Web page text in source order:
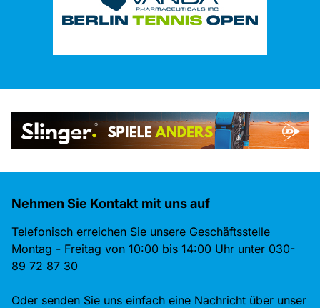
Nehmen Sie Kontakt mit uns auf
Telefonisch erreichen Sie unsere Geschäftsstelle
Montag - Freitag von 10:00 bis 14:00 Uhr unter 030-
89 72 87 30
Oder senden Sie uns einfach eine Nachricht über unser